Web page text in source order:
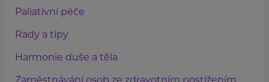
Paliativní péče
Rady a tipy
Harmonie duše a těla